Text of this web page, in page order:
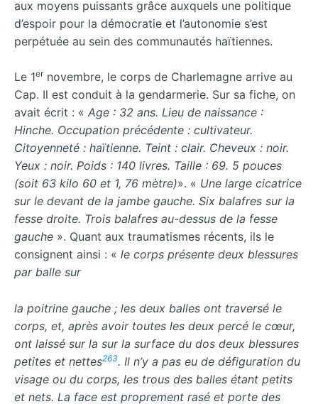
aux moyens puissants grâce auxquels une politique
d’espoir pour la démocratie et l’autonomie s’est
perpétuée au sein des communautés haïtiennes.
Le 1er novembre, le corps de Charlemagne arrive au
Cap. Il est conduit à la gendarmerie. Sur sa fiche, on
avait écrit : « Age : 32 ans. Lieu de naissance :
Hinche. Occupation précédente : cultivateur.
Citoyenneté : haïtienne. Teint : clair. Cheveux : noir.
Yeux : noir. Poids : 140 livres. Taille : 69. 5 pouces
(soit 63 kilo 60 et 1, 76 mètre)». « Une large cicatrice
sur le devant de la jambe gauche. Six balafres sur la
fesse droite. Trois balafres au-dessus de la fesse
gauche ». Quant aux traumatismes récents, ils le
consignent ainsi : « le corps présente deux blessures
par balle sur
la poitrine gauche ; les deux balles ont traversé le
corps, et, après avoir toutes les deux percé le cœur,
ont laissé sur la sur la surface du dos deux blessures
petites et nettes263. Il n’y a pas eu de défiguration du
visage ou du corps, les trous des balles étant petits
et nets. La face est proprement rasé et porte des